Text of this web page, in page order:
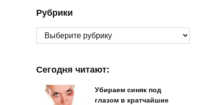
Рубрики
Рубрики
Сегодня читают:
Убираем синяк под
глазом в кратчайшие